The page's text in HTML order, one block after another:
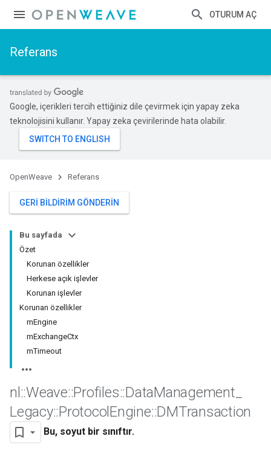
OTURUM AÇ
Referans
Google, içerikleri tercih ettiğiniz dile çevirmek için yapay zeka
teknolojisini kullanır. Yapay zeka çevirilerinde hata olabilir.
OpenWeave Referans
GERI BILDIRIM GÖNDERIN
Bu sayfada
Özet
Korunan özellikler
Herkese açık işlevler
Korunan işlevler
Korunan özellikler
mEngine
mExchangeCtx
mTimeout
nl ::Weave::Profiles::DataManagement
Legacy::Protocol Engine::DMTransaction
Bu, soyut bir sınıftır.